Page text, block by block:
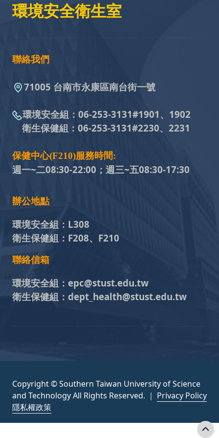
環境安全衛生室
聯絡我們
71005 台南市永康區南台街一號
環境安全組： 06-253-3131#1901、1902
衛生保健組： 06-253-3131#2230、2231
保健中心(F210)服務時間:
週一~二08:30-22:00；週三~五08:30-17:30
辦公地點
環境安全組： L308
衛生保健組： F208、F210
聯絡信箱
環境安全組： epc@stust.edu.tw
衛生保健組： dept_health@stust.edu.tw
Copyright © Southern Taiwan University of Science
and Technology All Rights Reserved. ｜ Privacy Policy
隱私權政策